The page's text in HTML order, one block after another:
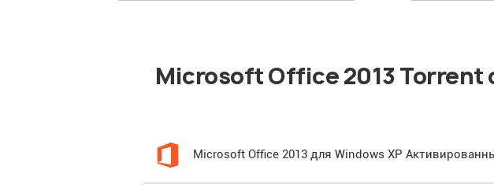
Microsoft Office 2013 Torrent
Microsoft Office 2013 для Windows XP